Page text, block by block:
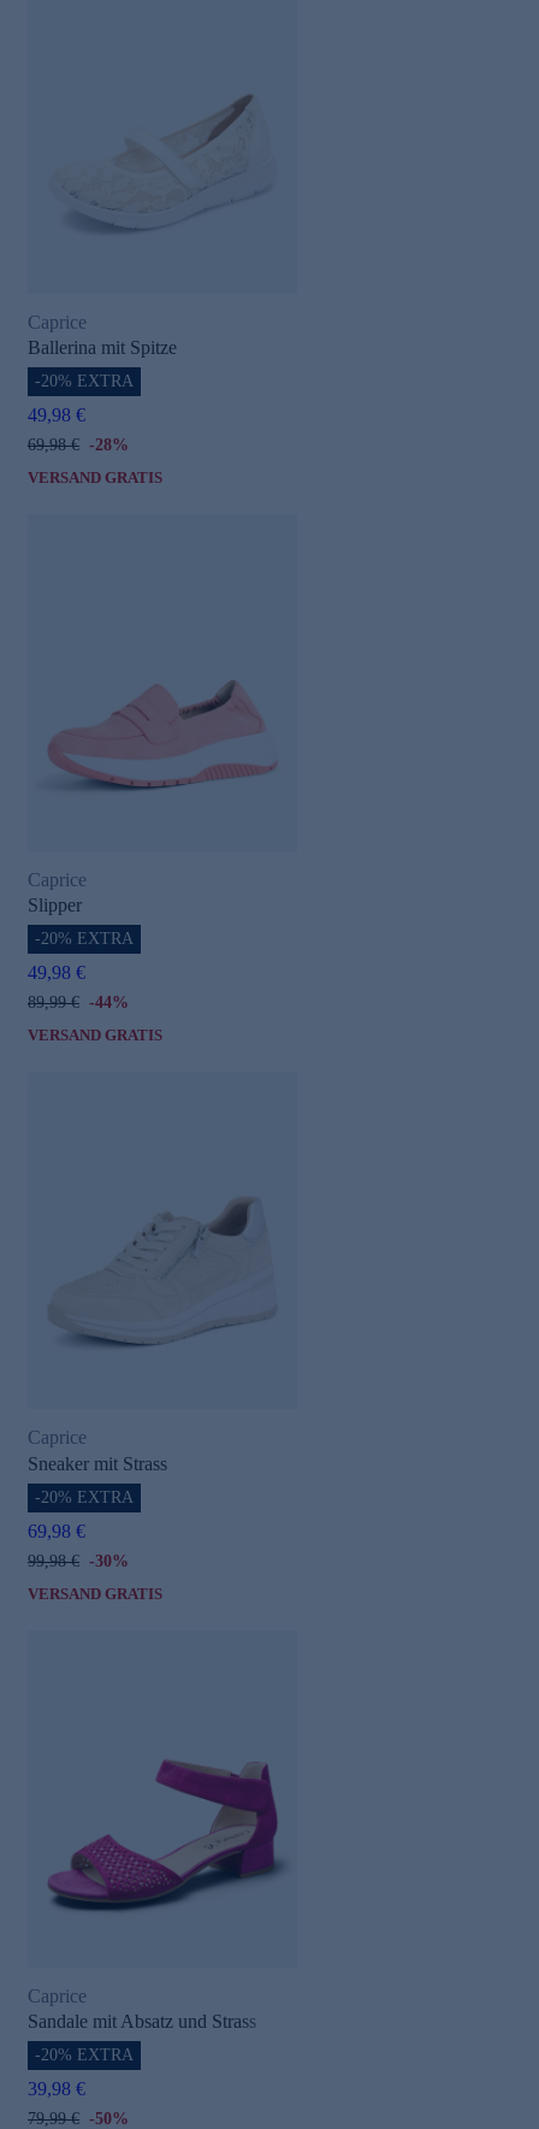
Caprice
Ballerina mit Spitze
-20% EXTRA
49,98 €
69,98 € -28%
VERSAND GRATIS
Caprice
Slipper
-20% EXTRA
49,98 €
89,99 € -44%
VERSAND GRATIS
Caprice
Sneaker mit Strass
-20% EXTRA
69,98 €
99,98 € -30%
VERSAND GRATIS
Caprice
Sandale mit Absatz und Strass
-20% EXTRA
39,98 €
79,99 € -50%